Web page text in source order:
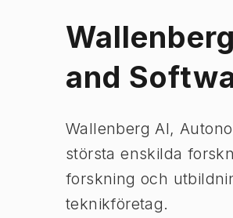
and
Wallenberg AI,
största enskilda
forskning och
teknikföretag.